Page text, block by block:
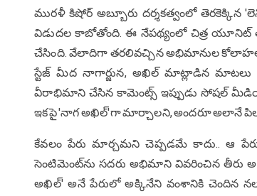
మురళీ కిషోర్ అబ్బూరు దర్శకత్వంలో తెరకెక్కిన
విడుదల కాబోతోంది. ఈ నేపథ్యంలో చిత్ర యూనిట్
చేసింది. వేలాదిగా తరలివచ్చిన అభిమానుల
స్టేజ్ మీద నాగార్జున, అఖిల్ మాట్లాడిన మాటలు
వీరాభిమాని చేసిన కామెంట్స్ ఇప్పుడు సోషల్
ఇకపై 'నాగ అఖిల్'గా మార్చాలని, అందరూ అలానే
కేవలం పేరు మార్చమని చెప్పడమే కాదు.. ఆ
సెంటిమెంట్‌ను సదరు అభిమాని వివరించిన తీరు
అఖిల్' అనే పేరులో అక్కినేని వంశానికి చెందిన